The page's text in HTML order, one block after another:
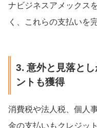
ナビジネスアメックス
く、これらの支払いを
3. 意外と見落と
ントも獲得
消費税や法人税、個人
金の支払いもクレジッ